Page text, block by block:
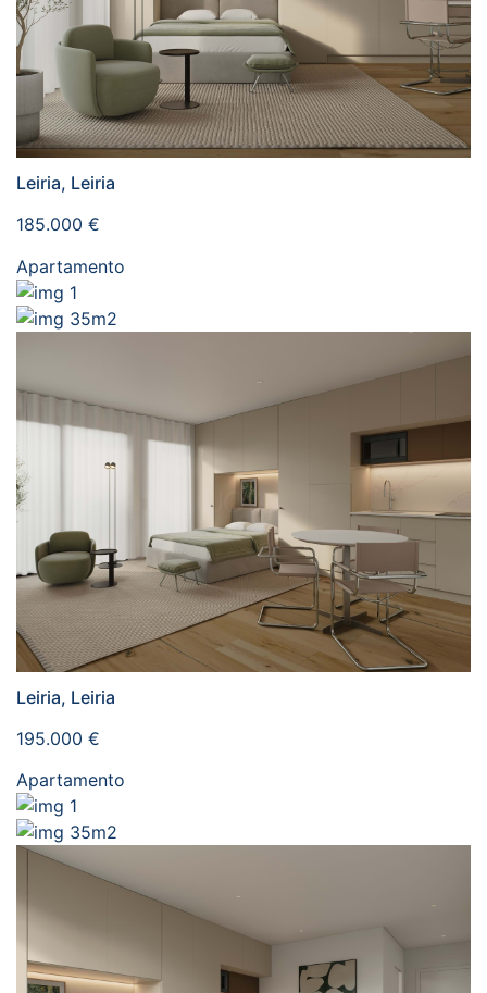
Leiria, Leiria
185.000 €
Apartamento
1
35m2
Leiria, Leiria
195.000 €
Apartamento
1
35m2